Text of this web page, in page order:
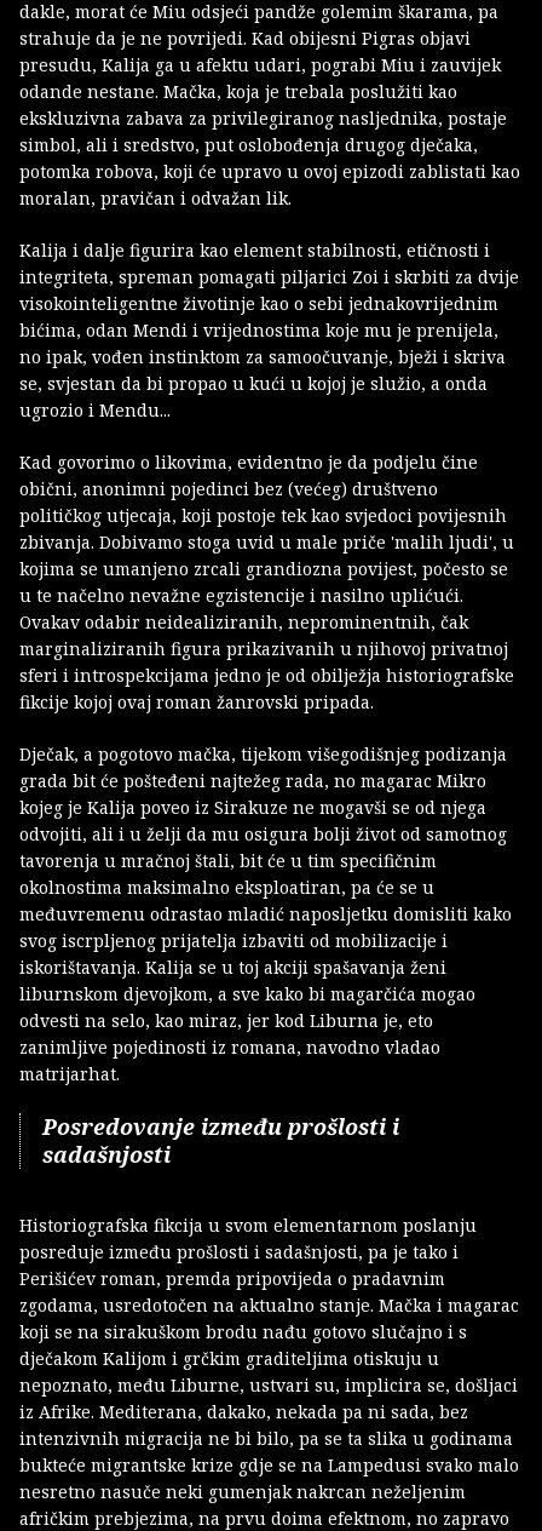
dakle, morat će Miu odsjeći pandže golemim škarama, pa
strahuje da je ne povrijedi. Kad obijesni Pigras objavi
presudu, Kalija ga u afektu udari, pograbi Miu i zauvijek
odande nestane. Mačka, koja je trebala poslužiti kao
ekskluzivna zabava za privilegiranog nasljednika, postaje
simbol, ali i sredstvo, put oslobođenja drugog dječaka,
potomka robova, koji će upravo u ovoj epizodi zablistati kao
moralan, pravičan i odvažan lik.
Kalija i dalje figurira kao element stabilnosti, etičnosti i
integriteta, spreman pomagati piljarici Zoi i skrbiti za dvije
visokointeligentne životinje kao o sebi jednakovrijednim
bićima, odan Mendi i vrijednostima koje mu je prenijela,
no ipak, vođen instinktom za samoočuvanje, bježi i skriva
se, svjestan da bi propao u kući u kojoj je služio, a onda
ugrozio i Mendu...
Kad govorimo o likovima, evidentno je da podjelu čine
obični, anonimni pojedinci bez (većeg) društveno
političkog utjecaja, koji postoje tek kao svjedoci povijesnih
zbivanja. Dobivamo stoga uvid u male priče 'malih ljudi', u
kojima se umanjeno zrcali grandiozna povijest, počesto se
u te načelno nevažne egzistencije i nasilno uplićući.
Ovakav odabir neidealiziranih, neprominentnih, čak
marginaliziranih figura prikazivanih u njihovoj privatnoj
sferi i introspekcijama jedno je od obilježja historiografske
fikcije kojoj ovaj roman žanrovski pripada.
Dječak, a pogotovo mačka, tijekom višegodišnjeg podizanja
grada bit će pošteđeni najtežeg rada, no magarac Mikro
kojeg je Kalija poveo iz Sirakuze ne mogavši se od njega
odvojiti, ali i u želji da mu osigura bolji život od samotnog
tavorenja u mračnoj štali, bit će u tim specifičnim
okolnostima maksimalno eksploatiran, pa će se u
međuvremenu odrastao mladić naposljetku domisliti kako
svog iscrpljenog prijatelja izbaviti od mobilizacije i
iskorištavanja. Kalija se u toj akciji spašavanja ženi
liburnskom djevojkom, a sve kako bi magarčića mogao
odvesti na selo, kao miraz, jer kod Liburna je, eto
zanimljive pojedinosti iz romana, navodno vladao
matrijarhat.
Posredovanje između prošlosti i
sadašnjosti
Historiografska fikcija u svom elementarnom poslanju
posreduje između prošlosti i sadašnjosti, pa je tako i
Perišićev roman, premda pripovijeda o pradavnim
zgodama, usredotočen na aktualno stanje. Mačka i magarac
koji se na sirakuškom brodu nađu gotovo slučajno i s
dječakom Kalijom i grčkim graditeljima otiskuju u
nepoznato, među Liburne, ustvari su, implicira se, došljaci
iz Afrike. Mediterana, dakako, nekada pa ni sada, bez
intenzivnih migracija ne bi bilo, pa se ta slika u godinama
bukteće migrantske krize gdje se na Lampedusi svako malo
nesretno nasuče neki gumenjak nakrcan neželjenim
afričkim prebjezima, na prvu doima efektnom, no zapravo